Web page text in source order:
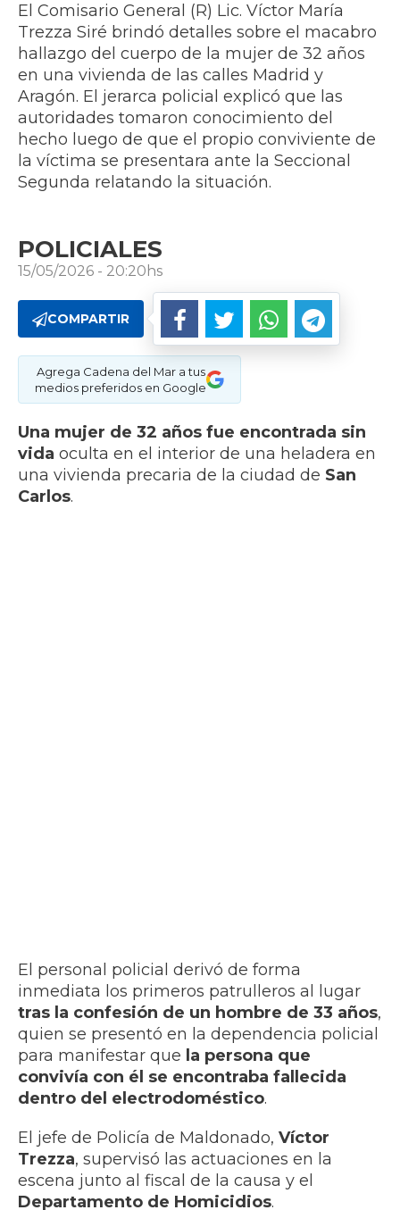
El Comisario General (R) Lic. Víctor María
Trezza Siré brindó detalles sobre el macabro
hallazgo del cuerpo de la mujer de 32 años
en una vivienda de las calles Madrid y
Aragón. El jerarca policial explicó que las
autoridades tomaron conocimiento del
hecho luego de que el propio conviviente de
la víctima se presentara ante la Seccional
Segunda relatando la situación.
POLICIALES
15/05/2026 - 20:20hs
COMPARTIR
Agrega Cadena del Mar a tus
medios preferidos en Google
Una mujer de 32 años fue encontrada sin
vida oculta en el interior de una heladera en
una vivienda precaria de la ciudad de San
Carlos.
El personal policial derivó de forma
inmediata los primeros patrulleros al lugar
tras la confesión de un hombre de 33 años,
quien se presentó en la dependencia policial
para manifestar que la persona que
convivía con él se encontraba fallecida
dentro del electrodoméstico.
El jefe de Policía de Maldonado, Víctor
Trezza, supervisó las actuaciones en la
escena junto al fiscal de la causa y el
Departamento de Homicidios.